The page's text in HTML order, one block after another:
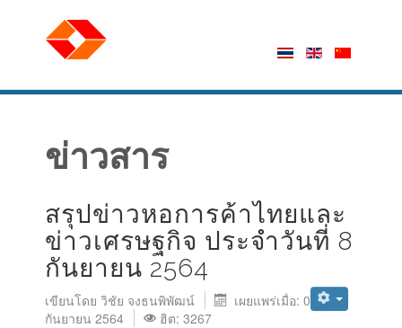
ข่าวสาร
สรุปข่าวหอการค้าไทยและ
ข่าวเศรษฐกิจ ประจำวันที่ 8
กันยายน 2564
เขียนโดย วิชัย จงธนพิพัฒน์
เผยแพร่เมื่อ: 08
กันยายน 2564
ฮิต: 3267